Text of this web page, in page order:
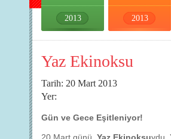
2013 2013
Yaz Ekinoksu
Tarih: 20 Mart 2013
Yer:
Gün ve Gece Eşitleniyor!